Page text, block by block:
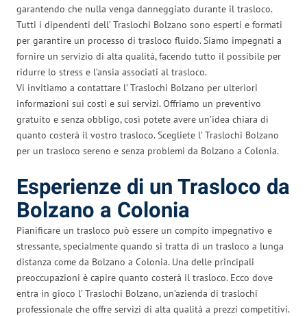
garantendo che nulla venga danneggiato durante il trasloco.
Tutti i dipendenti dell’ Traslochi Bolzano sono esperti e formati
per garantire un processo di trasloco fluido. Siamo impegnati a
fornire un servizio di alta qualità, facendo tutto il possibile per
ridurre lo stress e l’ansia associati al trasloco.
Vi invitiamo a contattare l’ Traslochi Bolzano per ulteriori
informazioni sui costi e sui servizi. Offriamo un preventivo
gratuito e senza obbligo, così potete avere un’idea chiara di
quanto costerà il vostro trasloco. Scegliete l’ Traslochi Bolzano
per un trasloco sereno e senza problemi da Bolzano a Colonia.
Esperienze di un Trasloco da
Bolzano a Colonia
Pianificare un trasloco può essere un compito impegnativo e
stressante, specialmente quando si tratta di un trasloco a lunga
distanza come da Bolzano a Colonia. Una delle principali
preoccupazioni è capire quanto costerà il trasloco. Ecco dove
entra in gioco l’ Traslochi Bolzano, un’azienda di traslochi
professionale che offre servizi di alta qualità a prezzi competitivi.